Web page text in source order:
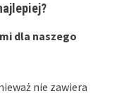
dla naszego
nie zawiera